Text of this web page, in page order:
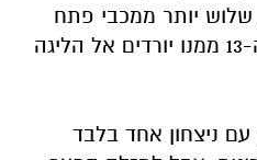
26 נקודות, שלוש יותר ממכבי פתח
תקוה שנמצאת במקום ה-13 ממנו יורדים אל הליגה
ניצחון אחד בלבד